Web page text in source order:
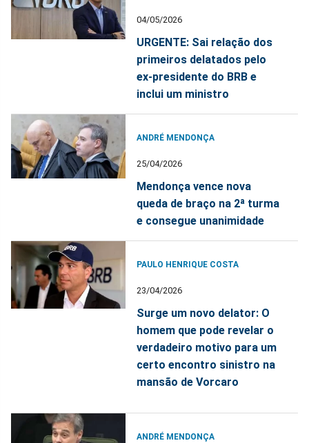
04/05/2026
URGENTE: Sai relação dos
primeiros delatados pelo
ex-presidente do BRB e
inclui um ministro
ANDRÉ MENDONÇA
25/04/2026
Mendonça vence nova
queda de braço na 2ª turma
e consegue unanimidade
PAULO HENRIQUE COSTA
23/04/2026
Surge um novo delator: O
homem que pode revelar o
verdadeiro motivo para um
certo encontro sinistro na
mansão de Vorcaro
ANDRÉ MENDONÇA